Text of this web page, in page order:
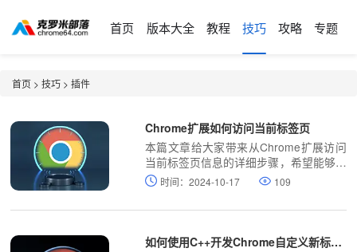
首页 版本大全 教程 技巧 攻略 专题
首页 > 技巧 > 插件
Chrome扩展如何访问当前标签页
本篇文章给大家带来从Chrome扩展访问
当前标签页信息的详细步骤，希望能够帮
助大家解决问题。
时间：2024-10-17 109
如何使用C++开发Chrome自定义新标签页插件